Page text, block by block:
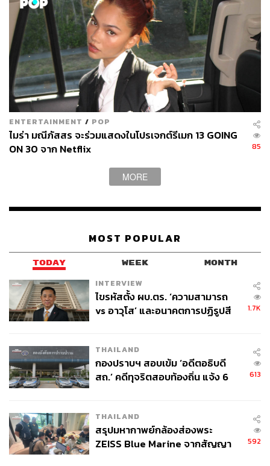
ทั้งนี้ Amazon ไม่ได้เปิดเผยจำนวนผู้ใช้สตรีมมิงและ ARPU
อย่างชัดเจน เนื่องจากผู้สมัครสมาชิก Prime มีความทับซ้อน
กับบริการอื่นๆ ของบริษัทด้วย เช่น สมัครเพื่อใช้บริการส่ง
พัสดุของ Amazon ฟรี ใช้เป็นส่วนลดร้านค้าต่างๆ และเข้าถึง
บริการอื่นๆ ของ Amazon
อีกรายที่ไม่พูดถึงไปไม่ได้เลยคือ Apple ที่ขึ้นเเท่นบริษัทที่มี
มูลค่าสูงที่สุดในโลกปี 2021 ทว่าในเรื่องความโปร่งใสของ
ตัวเลขผลประกอบการฝั่งสตรีมมิงถือว่าอยู่รั้งท้ายเลยก็ว่าได้
เพราะเจ้าตัวเเทบไม่เปิดเผยตัวเลขอะไรเลยของ Apple TV+ ที่
ได้เปิดให้บริการตั้งแต่ปลายปี 2019
ฝ่ายคาดการณ์ว่า Apple คงออกมาเปิดเผยข้อมูลเหล่านี้ตอน
พิสูจน์อักษร: นัฐฐา สอนกลิ่น
อ้างอิง:
https://www.cnbc.com/2021/07/05/streaming-service
s-compared-revenue-arpu-for-netflix-disney-more.ht
ml
eaming-wars/
https://www.peniaphobia.com/business/arpu-averag
e-revenue-per-user/
สามารถติดตาม THE STANDARD WEALTH
ผ่านแอปพลิเคชันต่างๆ ที่คุณสะดวกหรือใช้งานอยู่แล้วได้เลย
ENTERTAINMENT / POP
ไมร่า มณีภัสสร จะร่วมแสดงในโปรเจกต์รีเมก 13 GOING
ON 30 จาก Netflix
85
MORE
MOST POPULAR
TODAY WEEK MONTH
INTERVIEW
ไขรหัสตั้ง ผบ.ตร. ‘ความสามารถ
vs อาวุโส’ และอนาคตการปฏิรูปสี
1.7K
THAILAND
กองปราบฯ สอบเข้ม ‘อดีตอธิบดี
สถ.’ คดีทุจริตสอบท้องถิ่น แจ้ง 6
613
THAILAND
สรุปมหากาพย์กล้องส่องพระ
ZEISS Blue Marine จากสัญญา
592